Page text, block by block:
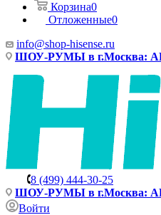
Корзина0
Отложенные0
info@shop-hisense.ru
ШОУ-РУМЫ в г.Москва:
8 (499) 444-30-25
ШОУ-РУМЫ в г.Москва:
Войти